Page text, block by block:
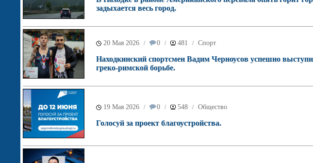
задыхается весь город.
20 Мая 2026 / 0 / 481 / Спорт
Находкинский спортсмен Вадим Черноусов успешно
греко-римской борьбе.
19 Мая 2026 / 0 / 548 / Общество
Голосуй за проект благоустройства.